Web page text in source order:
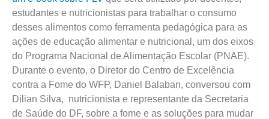
estudantes e nutricionistas para trabalhar o consumo
desses alimentos como ferramenta pedagógica para as
ações de educação alimentar e nutricional, um dos eixos
do Programa Nacional de Alimentação Escolar (PNAE).
Durante o evento, o Diretor do Centro de Excelência
contra a Fome do WFP, Daniel Balaban, conversou com
Dilian Silva, nutricionista e representante da Secretaria
de Saúde do DF, sobre a fome e as soluções para mudar